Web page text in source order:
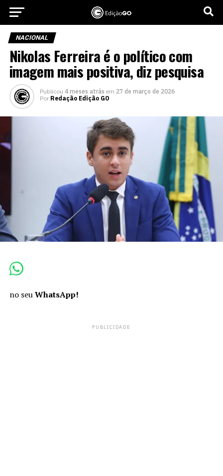
NACIONAL
Nikolas Ferreira é o político com
imagem mais positiva, diz pesquisa
Publicou 4 meses atrás em 27 de março de 2026
Por Redação Edição GO
no seuWhatsApp!
PUBLICIDADE